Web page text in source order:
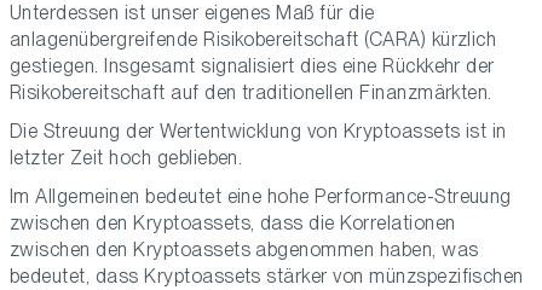
Unterdessen ist unser eigenes Maß für die
anlagenübergreifende Risikobereitschaft (CARA) kürzlich
gestiegen. Insgesamt signalisiert dies eine Rückkehr der
Risikobereitschaft auf den traditionellen Finanzmärkten.
Die Streuung der Wertentwicklung von Kryptoassets ist in
letzter Zeit hoch geblieben.
Im Allgemeinen bedeutet eine hohe Performance-Streuung
zwischen den Kryptoassets, dass die Korrelationen
zwischen den Kryptoassets abgenommen haben, was
bedeutet, dass Kryptoassets stärker von münzspezifischen